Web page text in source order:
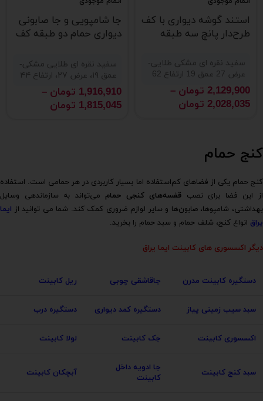
استند گوشه دیواری با کف
طرح‌دار پانچ سه طبقه
سفید نقره ای مشکی طلایی-
عرض 27 عمق 19 ارتفاع 62
2,129,900 تومان –
2,028,035 تومان
جا شامپویی و جا صابونی
دیواری حمام دو طبقه کف
سفید نقره ای طلایی مشکی-
عمق ۱۹، عرض ۲۷، ارتفاع ۴۴
1,916,910 تومان –
1,815,045 تومان
کنج حمام
کنج حمام یکی از فضاهای کم‌استفاده اما بسیار کاربردی در هر حمامی است. استفاده
از این فضا برای نصب قفسه‌های کنجی حمام می‌تواند به سازماندهی وسایل
بهداشتی، شامپوها، صابون‌ها و سایر لوازم ضروری کمک کند. شما می توانید از ایما
یراق انواع کنج، شلف حمام و سبد حمام را بخرید.
دیگر اکسسوری های کابینت ایما یراق
دستگیره کابینت مدرن جاقاشقی چوبی ریل کابینت
سبد سیب زمینی پیاز دستگیره کمد دیواری دستگیره درب
اکسسوری کابینت جک کابینت لولا کابینت
سبد کنج کابینت
جا ادویه داخل
کابینت
آبچکان کابینت